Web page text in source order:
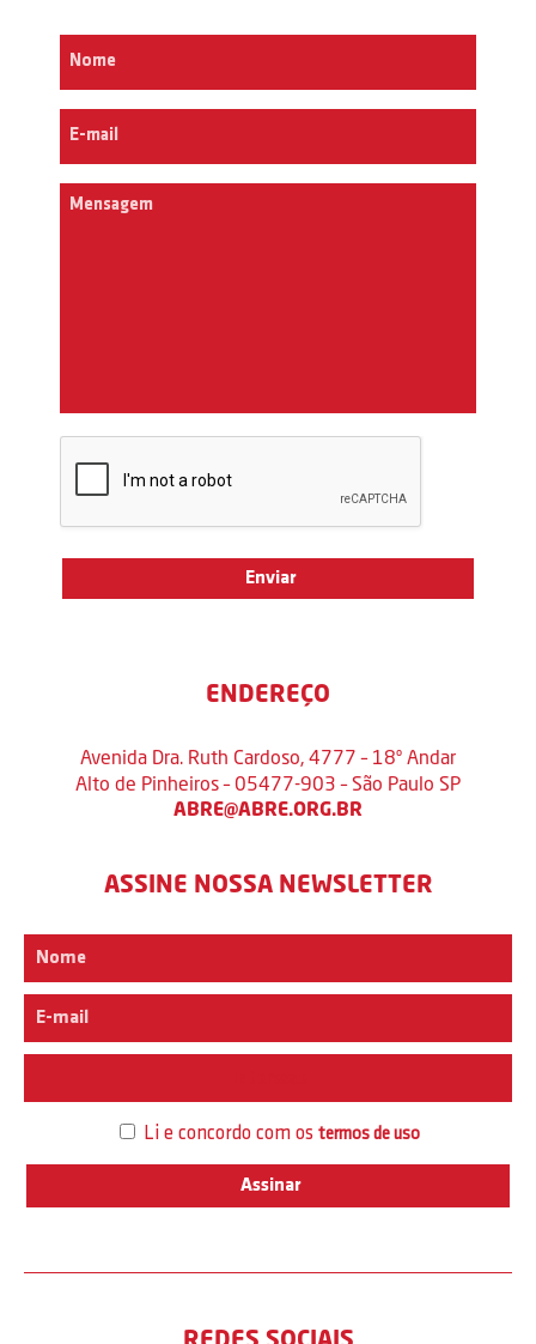
ENDEREÇO
Avenida Dra. Ruth Cardoso, 4777 – 18º Andar
Alto de Pinheiros – 05477-903 – São Paulo SP
ABRE@ABRE.ORG.BR
ASSINE NOSSA NEWSLETTER
Li e concordo com os termos de uso